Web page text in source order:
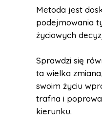
Metoda jest
podejmowania
życiowych
Sprawdzi się
ta wielka
swoim życiu
trafna i
kierunku.